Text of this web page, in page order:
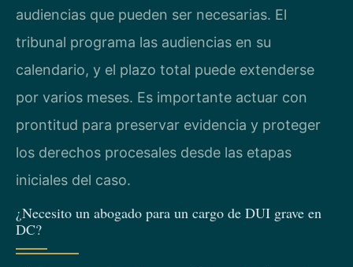
audiencias que pueden ser necesarias. El
tribunal programa las audiencias en su
calendario, y el plazo total puede extenderse
por varios meses. Es importante actuar con
prontitud para preservar evidencia y proteger
los derechos procesales desde las etapas
iniciales del caso.
¿Necesito un abogado para un cargo de DUI grave en
DC?